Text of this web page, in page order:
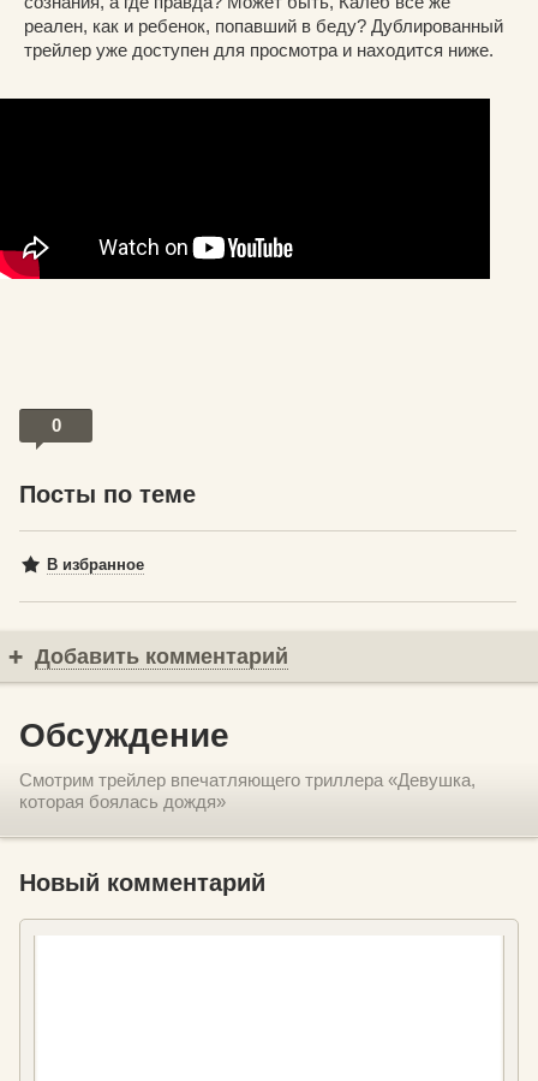
реален, как и ребенок, попавший в беду? Дублированный
трейлер уже доступен для просмотра и находится ниже.
0
Посты по теме
В избранное
Добавить комментарий
Обсуждение
Смотрим трейлер впечатляющего триллера «Девушка,
которая боялась дождя»
Новый комментарий